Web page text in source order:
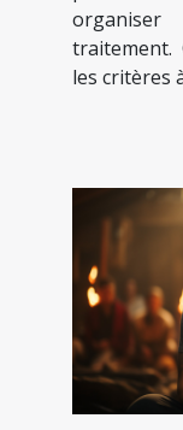
traitement.
les critères